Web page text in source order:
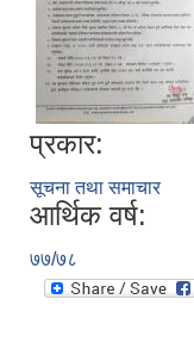
प्रकार:
सूचना तथा समाचार
आर्थिक वर्ष:
७७/७८